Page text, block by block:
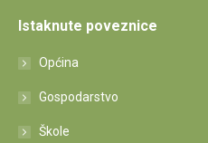
Istaknute poveznice
Općina
Gospodarstvo
Škole